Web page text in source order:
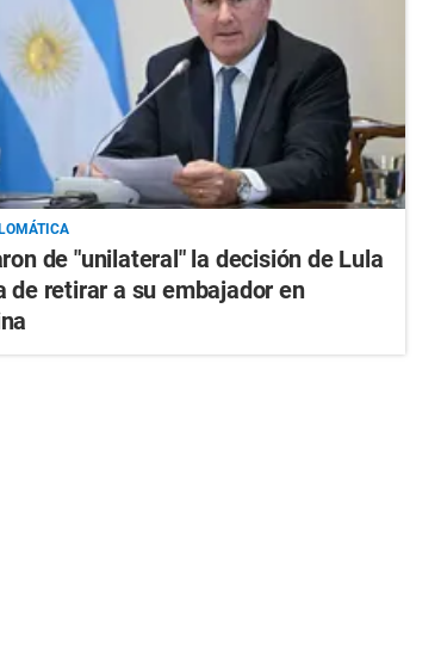
de "unilateral" la decisión de Lula
de retirar a su embajador en